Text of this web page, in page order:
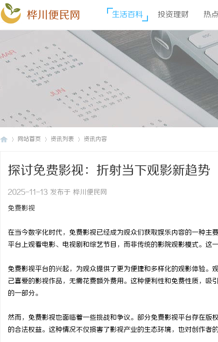
桦川便民网 生活百科 投资理财 热
网站首页 资讯列表 资讯内容
探讨免费影视：折射当下观影新趋势
2025-11-13 发布于 桦川便民网
免费影视
在当今数字化时代，免费影视已经成为观众们获取娱乐内容的一种
平台上观看电影、电视剧和综艺节目，而非传统的影院观影模式。这
免费影视平台的兴起，为观众提供了更为便捷和多样化的观影体验
己喜爱的影视作品，无需花费额外费用。这种便利性和免费性质，
的一部分。
然而，免费影视也面临着一些挑战和争议。部分免费影视平台存在
的合法权益。这种情况不仅损害了影视产业的生态环境，也对创作者